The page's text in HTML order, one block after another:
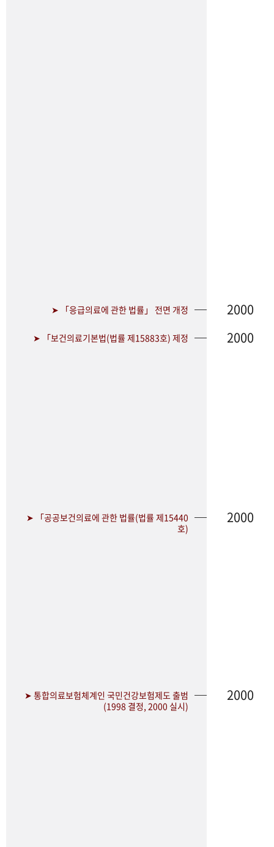
➤ 「응급의료에 관한 법률」 전면 개정 2000
➤ 「보건의료기본법(법률 제15883호) 제정 2000
➤ 「공공보건의료에 관한 법률(법률 제15440
호)
2000
➤ 통합의료보험체계인 국민건강보험제도 출범
(1998 결정, 2000 실시)
2000